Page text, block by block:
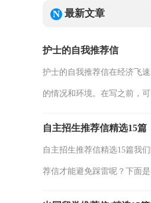
最新文章
护士的自我推荐信
护士的自我推荐信在经济飞
的情况和环境。在写之前，
自主招生推荐信精选15篇
自主招生推荐信精选15篇我
荐信才能避免踩雷呢？下面